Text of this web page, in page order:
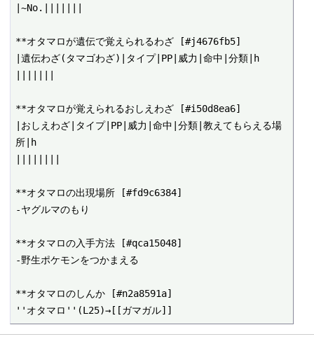
|~No.|||||||
**オタマロが遺伝で覚えられるわざ [#j4676fb5]
|遺伝わざ(タマゴわざ)|タイプ|PP|威力|命中|分類|h
**オタマロが覚えられるおしえわざ [#i50d8ea6]
|おしえわざ|タイプ|PP|威力|命中|分類|教えてもらえる場
所|h
**オタマロの出現場所 [#fd9c6384]
-ヤグルマのもり
**オタマロの入手方法 [#qca15048]
-野生ポケモンをつかまえる
**オタマロのしんか [#n2a8591a]